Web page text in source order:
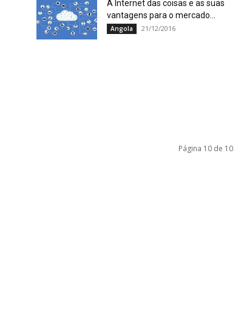
A Internet das coisas e as suas
vantagens para o mercado...
Angola 21/12/2016
Página 10 de 10